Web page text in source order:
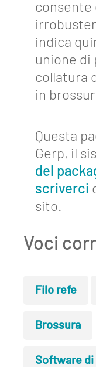
About
Industria
4.0
Eventi
Glossario
Blog
con
noi
Mediakit
consente
indica
unione di
collatura
in
Questa
Gerp, il
del
scriverci
sito.
Voci
Filo refe
Brossura
Software